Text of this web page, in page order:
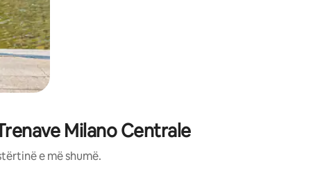
Milano Centrale
e më shumë.